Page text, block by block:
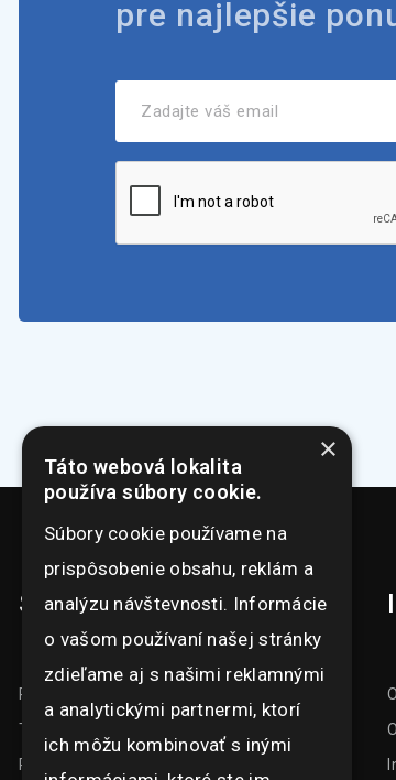
pre najlepšie
Sortiment
Prezentačné systémy
Tlačoviny
Reklamný textil a predmety
×
Táto webová lokalita
používa súbory cookie.
Súbory cookie používame na
prispôsobenie obsahu, reklám a
analýzu návštevnosti. Informácie
o vašom používaní našej stránky
zdieľame aj s našimi reklamnými
a analytickými partnermi, ktorí
ich môžu kombinovať s inými